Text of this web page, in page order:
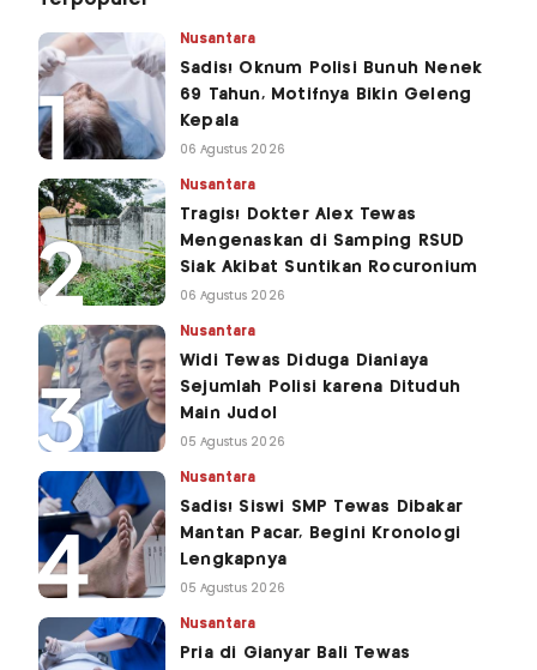
Nusantara
Sadis! Oknum Polisi Bunuh Nenek
69 Tahun, Motifnya Bikin Geleng
Kepala
06 Agustus 2026
Nusantara
Tragis! Dokter Alex Tewas
Mengenaskan di Samping RSUD
Siak Akibat Suntikan Rocuronium
06 Agustus 2026
Nusantara
Widi Tewas Diduga Dianiaya
Sejumlah Polisi karena Dituduh
Main Judol
05 Agustus 2026
Nusantara
Sadis! Siswi SMP Tewas Dibakar
Mantan Pacar, Begini Kronologi
Lengkapnya
05 Agustus 2026
Nusantara
Pria di Gianyar Bali Tewas